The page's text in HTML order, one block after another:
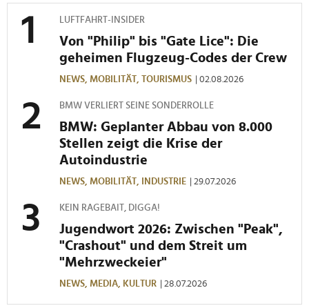
haben oder die sie im Rahmen Ihrer Nutzung der Dienste
gesammelt haben.
LUFTFAHRT-INSIDER
Von "Philip" bis "Gate Lice": Die
geheimen Flugzeug-Codes der Crew
NEWS, MOBILITÄT, TOURISMUS | 02.08.2026
BMW VERLIERT SEINE SONDERROLLE
BMW: Geplanter Abbau von 8.000
Stellen zeigt die Krise der
Autoindustrie
NEWS, MOBILITÄT, INDUSTRIE | 29.07.2026
KEIN RAGEBAIT, DIGGA!
Jugendwort 2026: Zwischen "Peak",
"Crashout" und dem Streit um
"Mehrzweckeier"
NEWS, MEDIA, KULTUR | 28.07.2026